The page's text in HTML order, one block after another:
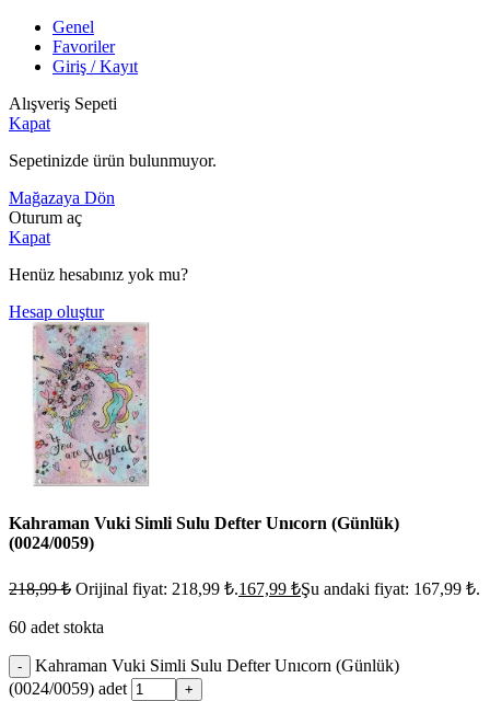
Genel
Favoriler
Giriş / Kayıt
Alışveriş Sepeti
Kapat
Sepetinizde ürün bulunmuyor.
Mağazaya Dön
Oturum aç
Kapat
Henüz hesabınız yok mu?
Hesap oluştur
Kahraman Vuki Simli Sulu Defter Unıcorn (Günlük)
(0024/0059)
218,99₺ Orijinal fiyat: 218,99 ₺.167,99 ₺Şu andaki fiyat: 167,99 ₺.
60 adet stokta
-
Kahraman Vuki Simli Sulu Defter Unıcorn (Günlük)
(0024/0059) adet
+